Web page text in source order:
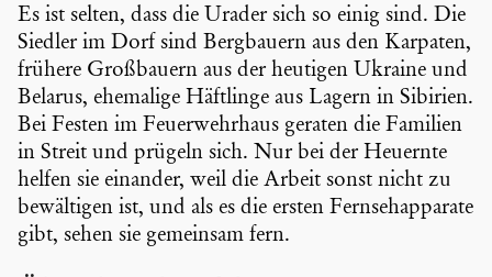
Es ist selten, dass die Urader sich so einig sind. Die
Siedler im Dorf sind Bergbauern aus den Karpaten,
frühere Großbauern aus der heutigen Ukraine und
Belarus, ehemalige Häftlinge aus Lagern in Sibirien.
Bei Festen im Feuer­wehr­haus geraten die Familien
in Streit und prügeln sich. Nur bei der Heuernte
helfen sie einander, weil die Arbeit sonst nicht zu
bewäl­tigen ist, und als es die ersten Fernseh­ap­pa­rate
gibt, sehen sie gemeinsam fern.